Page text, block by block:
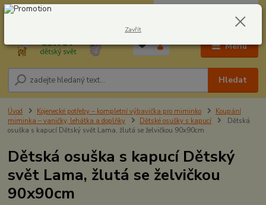
Menu
Hledat
604278943 0,00 Kč
Úvod Kojenecké potřeby – kompletní výbavička pro miminko
Koupání
miminka – vaničky, lehátka a doplňky
Dětské osušky s kapucí
Dětská
osuška s kapucí Dětský svět Lama, žlutá se želvičkou 90x90cm
Dětská osuška s kapucí Dětský
svět Lama, žlutá se želvičkou
90x90cm
Zavřít